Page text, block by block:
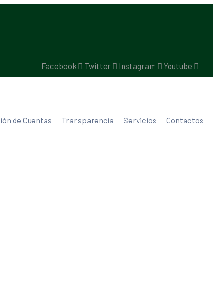
Facebook Twitter Instagram Youtube
de Cuentas Transparencia Servicios Contactos